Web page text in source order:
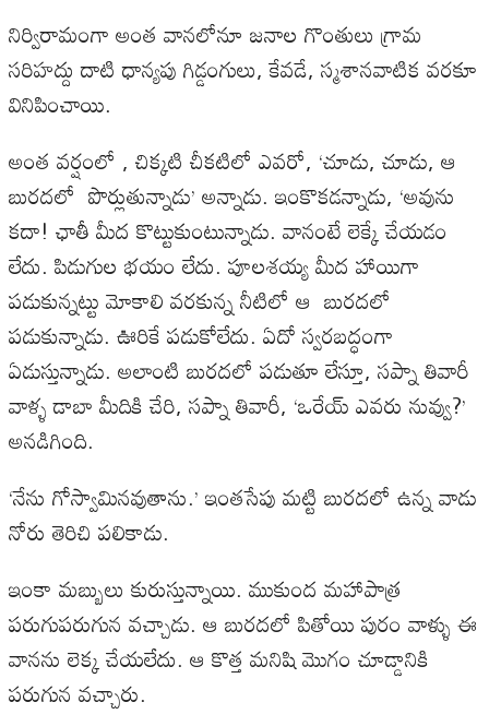
నిర్విరామంగా అంత వానలోనూ జనాల గొంతులు గ్రామ
సరిహద్దు దాటి ధాన్యపు గిడ్డంగులు, కేవడే, స్మశానవాటిక వరకూ
వినిపించాయి.
అంత వర్షంలో , చిక్కటి చీకటిలో ఎవరో, ‘చూడు, చూడు, ఆ
బురదలో పొర్లుతున్నాడు’ అన్నాడు. ఇంకొకడన్నాడు, ‘అవును
కదా! ఛాతీ మీద కొట్టుకుంటున్నాడు. వానంటే లెక్కే చేయడం
లేదు. పిడుగుల భయం లేదు. పూలశయ్య మీద హాయిగా
పడుకున్నట్టు మోకాలి వరకున్న నీటిలో ఆ బురదలో
పడుకున్నాడు. ఊరికే పడుకోలేదు. ఏదో స్వరబద్ధంగా
ఏడుస్తున్నాడు. అలాంటి బురదలో పడుతూ లేస్తూ, సప్నా తివారీ
వాళ్ళ డాబా మీదికి చేరి, సప్నా తివారీ, ‘ఒరేయ్ ఎవరు నువ్వు?’
అనడిగింది.
‘నేను గోస్వామినవుతాను.’ ఇంతసేపు మట్టి బురదలో ఉన్న వాడు
నోరు తెరిచి పలికాడు.
ఇంకా మబ్బులు కురుస్తున్నాయి. ముకుంద మహాపాత్ర
పరుగుపరుగున వచ్చాడు. ఆ బురదలో పితోయి పురం వాళ్ళు ఈ
వానను లెక్క చేయలేదు. ఆ కొత్త మనిషి మొగం చూడ్డానికి
పరుగున వచ్చారు.